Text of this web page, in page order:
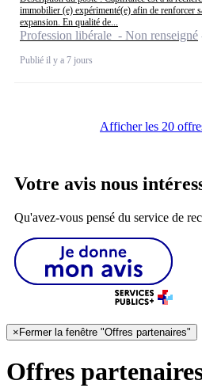
immobilier (e) expérimenté(e) afin de renforcer
expansion. En qualité de...
Profession libérale - Non renseigné
Publié il y a 7 jours
Afficher les 20
Votre avis nous
Qu'avez-vous pensé du service de
×Fermer la fenêtre "Offres partenaires"
Offres